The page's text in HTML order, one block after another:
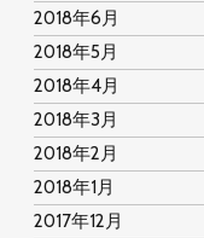
2018年6月
2018年5月
2018年4月
2018年3月
2018年2月
2018年1月
2017年12月